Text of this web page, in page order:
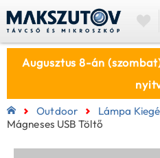
Augusztus 8-án
Outdoor Lámpa
Mágneses USB Töltő